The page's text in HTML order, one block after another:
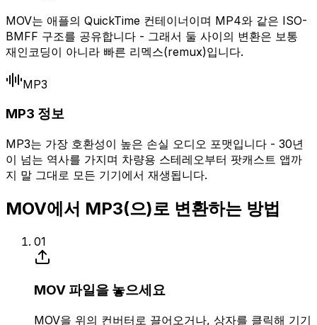
MOV는 애플의 QuickTime 컨테이너이며 MP4와 같은 ISO-
BMFF 구조를 공유합니다 - 그래서 둘 사이의 변환은 보통
재인코딩이 아니라 빠른 리멕스(remux)입니다.
MP3
MP3 정보
MP3는 가장 호환성이 높은 손실 오디오 포맷입니다 - 30년
이 넘는 역사를 가지며 차량용 스테레오부터 팟캐스트 앱까
지 말 그대로 모든 기기에서 재생됩니다.
MOV에서 MP3(으)로 변환하는 방법
01
MOV 파일을 놓으세요
MOV을 위의 컨버터로 끌어오거나, 상자를 클릭해 기기